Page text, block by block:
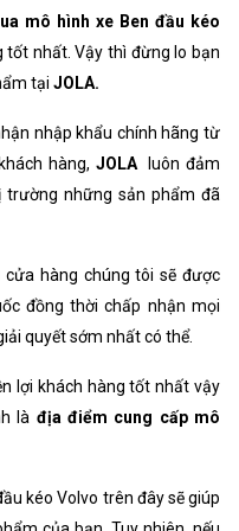
mô hình xe Ben đầu kéo
tốt nhất. Vậy thì đừng lo bạn
tại JOLA.
nhập khẩu chính hãng từ
hàng,JOLA
luôn đảm
trường những sản phẩm đã
hàng chúng tôi sẽ được
đồng thời chấp nhận mọi
quyết sớm nhất có thể.
lợi khách hàng tốt nhất vậy
là địa điểm cung cấp mô
kéo Volvo trên đây sẽ giúp